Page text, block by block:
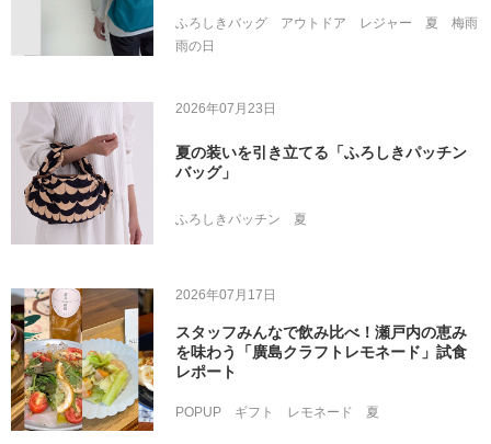
ふろしきバッグ アウトドア レジャー 夏
梅雨
雨の日
2026年07月23日
夏の装いを引き立てる「ふろしきパッチン
バッグ」
ふろしきパッチン 夏
2026年07月17日
スタッフみんなで飲み比べ！瀬戸内の恵み
を味わう「廣島クラフトレモネード」試食
レポート
POPUP ギフト レモネード 夏